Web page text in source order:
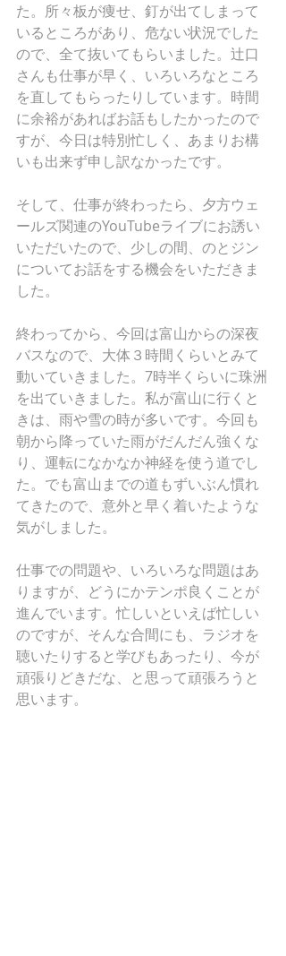
た。所々板が痩せ、釘が出てしまって
いるところがあり、危ない状況でした
ので、全て抜いてもらいました。辻口
さんも仕事が早く、いろいろなところ
を直してもらったりしています。時間
に余裕があればお話もしたかったので
すが、今日は特別忙しく、あまりお構
いも出来ず申し訳なかったです。
そして、仕事が終わったら、夕方ウェ
ールズ関連のYouTubeライブにお誘い
いただいたので、少しの間、のとジン
についてお話をする機会をいただきま
した。
終わってから、今回は富山からの深夜
バスなので、大体３時間くらいとみて
動いていきました。7時半くらいに珠洲
を出ていきました。私が富山に行くと
きは、雨や雪の時が多いです。今回も
朝から降っていた雨がだんだん強くな
り、運転になかなか神経を使う道でし
た。でも富山までの道もずいぶん慣れ
てきたので、意外と早く着いたような
気がしました。
仕事での問題や、いろいろな問題はあ
りますが、どうにかテンポ良くことが
進んでいます。忙しいといえば忙しい
のですが、そんな合間にも、ラジオを
聴いたりすると学びもあったり、今が
頑張りどきだな、と思って頑張ろうと
思います。